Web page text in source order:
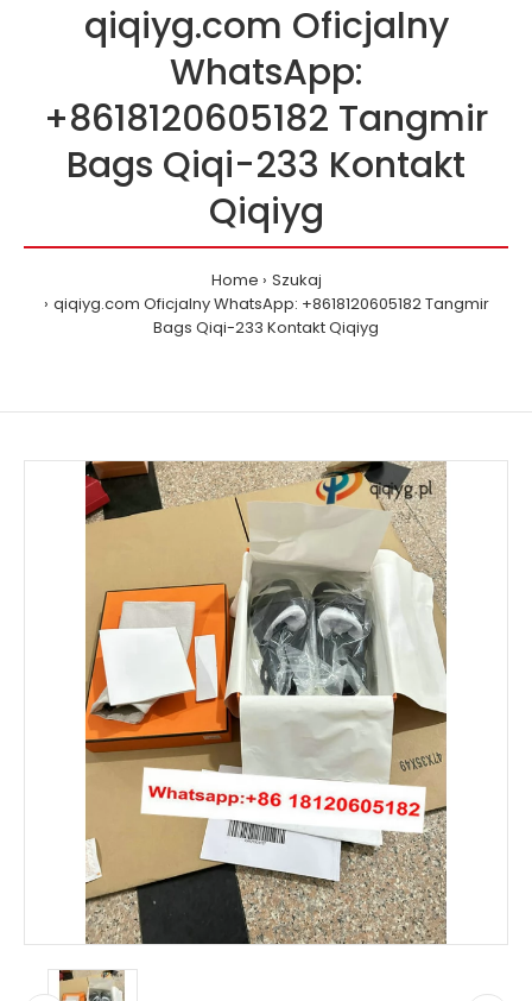
qiqiyg.com Oficjalny
WhatsApp:
+8618120605182 Tangmir
Bags Qiqi-233 Kontakt
Qiqiyg
Home
Szukaj
qiqiyg.com Oficjalny WhatsApp: +8618120605182 Tangmir
Bags Qiqi-233 Kontakt Qiqiyg